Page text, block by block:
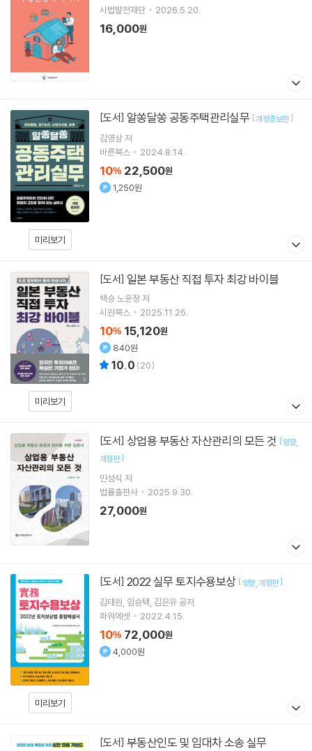
사법발전재단
2026.5.20.
16,000원
미리보기
[도서] 알쏭달쏭 공동주택관리실무 [개정증보판]
김영상저
바른북스
2024.8.14.
10% 22,500원
1,250원
미리보기
[도서] 일본 부동산 직접 투자 최강 바이블
백승 노윤정 저
시원북스
2025.11.26.
10% 15,120원
840원
10.0 (20)
[도서] 상업용 부동산 자산관리의 모든 것 [양장
개정판]
민성식 저
법률출판사
2025.9.30.
27,000원
미리보기
[도서] 2022 실무 토지수용보상 [ 양장 개정판]
김태원 임승택 김은유 공저
파워에셋
2022.4.15.
10% 72,000원
4,000원
[도서] 부동산인도 및 임대차 소송 실무